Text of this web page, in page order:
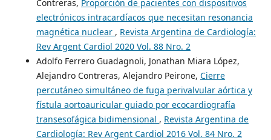
Contreras, Proporción de pacientes con dispositivos
electrónicos intracardíacos que necesitan resonancia
magnética nuclear , Revista Argentina de Cardiología:
Rev Argent Cardiol 2020 Vol. 88 Nro. 2
Adolfo Ferrero Guadagnoli, Jonathan Miara López,
Alejandro Contreras, Alejandro Peirone, Cierre
percutáneo simultáneo de fuga perivalvular aórtica y
fístula aortoauricular guiado por ecocardiografía
transesofágica bidimensional , Revista Argentina de
Cardiología: Rev Argent Cardiol 2016 Vol. 84 Nro. 2